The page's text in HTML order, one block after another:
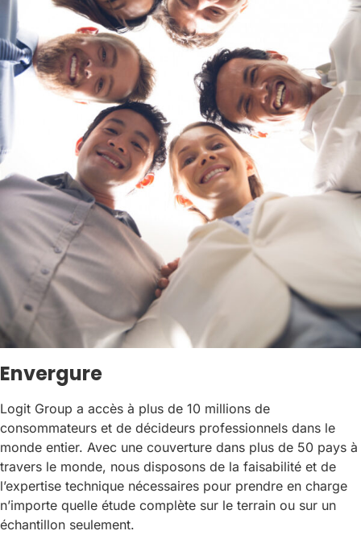
Envergure
Logit Group a accès à plus de 10 millions de
consommateurs et de décideurs professionnels dans le
monde entier. Avec une couverture dans plus de 50 pays à
travers le monde, nous disposons de la faisabilité et de
l’expertise technique nécessaires pour prendre en charge
n’importe quelle étude complète sur le terrain ou sur un
échantillon seulement.